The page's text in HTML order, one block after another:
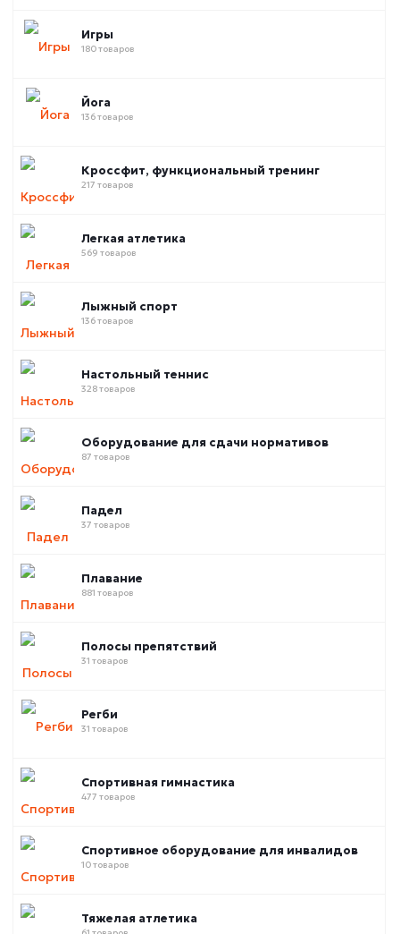
Игры
180 товаров
Йога
136 товаров
Кроссфит, функциональный тренинг
217 товаров
Легкая атлетика
569 товаров
Лыжный спорт
136 товаров
Настольный теннис
328 товаров
Оборудование для сдачи нормативов
87 товаров
Падел
37 товаров
Плавание
881 товаров
Полосы препятствий
31 товаров
Регби
31 товаров
Спортивная гимнастика
477 товаров
Спортивное оборудование для инвалидов
10 товаров
Тяжелая атлетика